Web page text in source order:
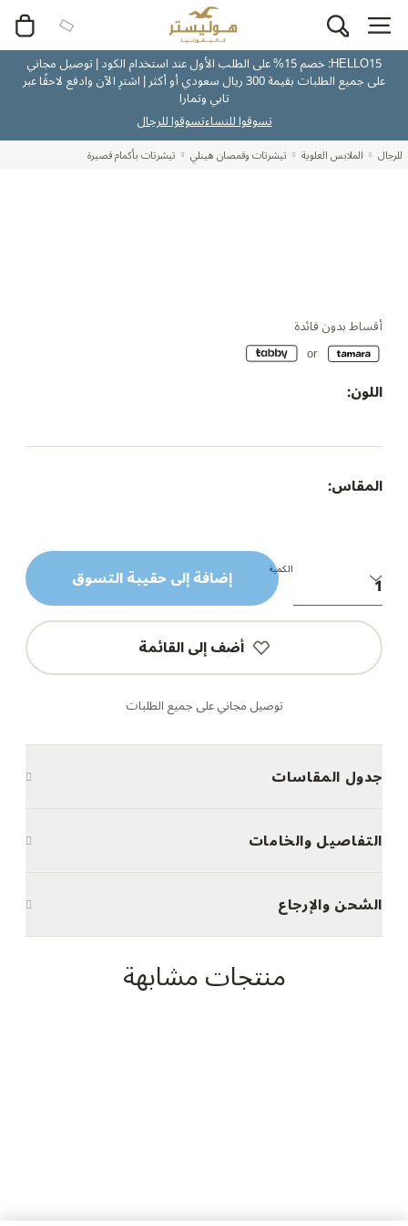
HELLO15: خصم 15% على الطلب الأول عند استخدام الكود | توصيل مجاني
على جميع الطلبات بقيمة 300 ريال سعودي أو أكثر | اشترِ الآن وادفع لاحقًا عبر
تابي وتمارا
تسوقوا للنساءتسوقوا للرجال
للرجال الملابس العلوية تيشرتات وقمصان هينلي تيشرتات بأكمام قصيرة
أقساط بدون فائدة
اللون:
المقاس:
الكمية إضافة إلى حقيبة التسوق
أضف إلى القائمة
توصيل مجاني على جميع الطلبات
جدول المقاسات
التفاصيل والخامات
الشحن والإرجاع
منتجات مشابهة